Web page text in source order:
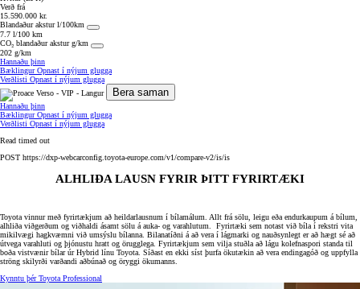
Verð frá
15.590.000 kr.
Blandaður akstur l/100km
7.7 l/100 km
CO₂ blandaður akstur g/km
202 g/km
Hannaðu þinn
BæklingurOpnast í nýjum glugga
Verðlisti Opnast í nýjum glugga
Bera saman
Hannaðu þinn
BæklingurOpnast í nýjum glugga
Verðlisti Opnast í nýjum glugga
Read timed out
POST https://dxp-webcarconfig.toyota-europe.com/v1/compare-v2/is/is
ALHLIÐA LAUSN FYRIR ÞITT FYRIRTÆKI
Toyota vinnur með fyrirtækjum að heildarlausnum í bílamálum. Allt frá sölu, leigu eða endurkaupum á bílum,
alhliða viðgerðum og viðhaldi ásamt sölu á auka- og varahlutum. Fyrirtæki sem notast við bíla í rekstri vita
mikilvægi hagkvæmni við umsýslu bílanna. Bilanatíðni á að vera í lágmarki og nauðsynlegt er að hægt sé að
útvega varahluti og þjónustu hratt og örugglega. Fyrirtækjum sem vilja stuðla að lágu kolefnaspori standa til
boða vistvænir bílar úr Hybrid línu Toyota. Síðast en ekki síst þurfa ökutækin að vera endingagóð og uppfylla
ströng skilyrði varðandi aðbúnað og öryggi ökumanns.
Kynntu þér Toyota Professional